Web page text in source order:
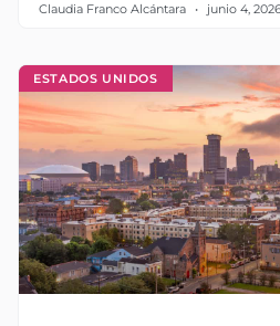
Claudia Franco Alcántara junio 4,
ESTADOS UNIDOS